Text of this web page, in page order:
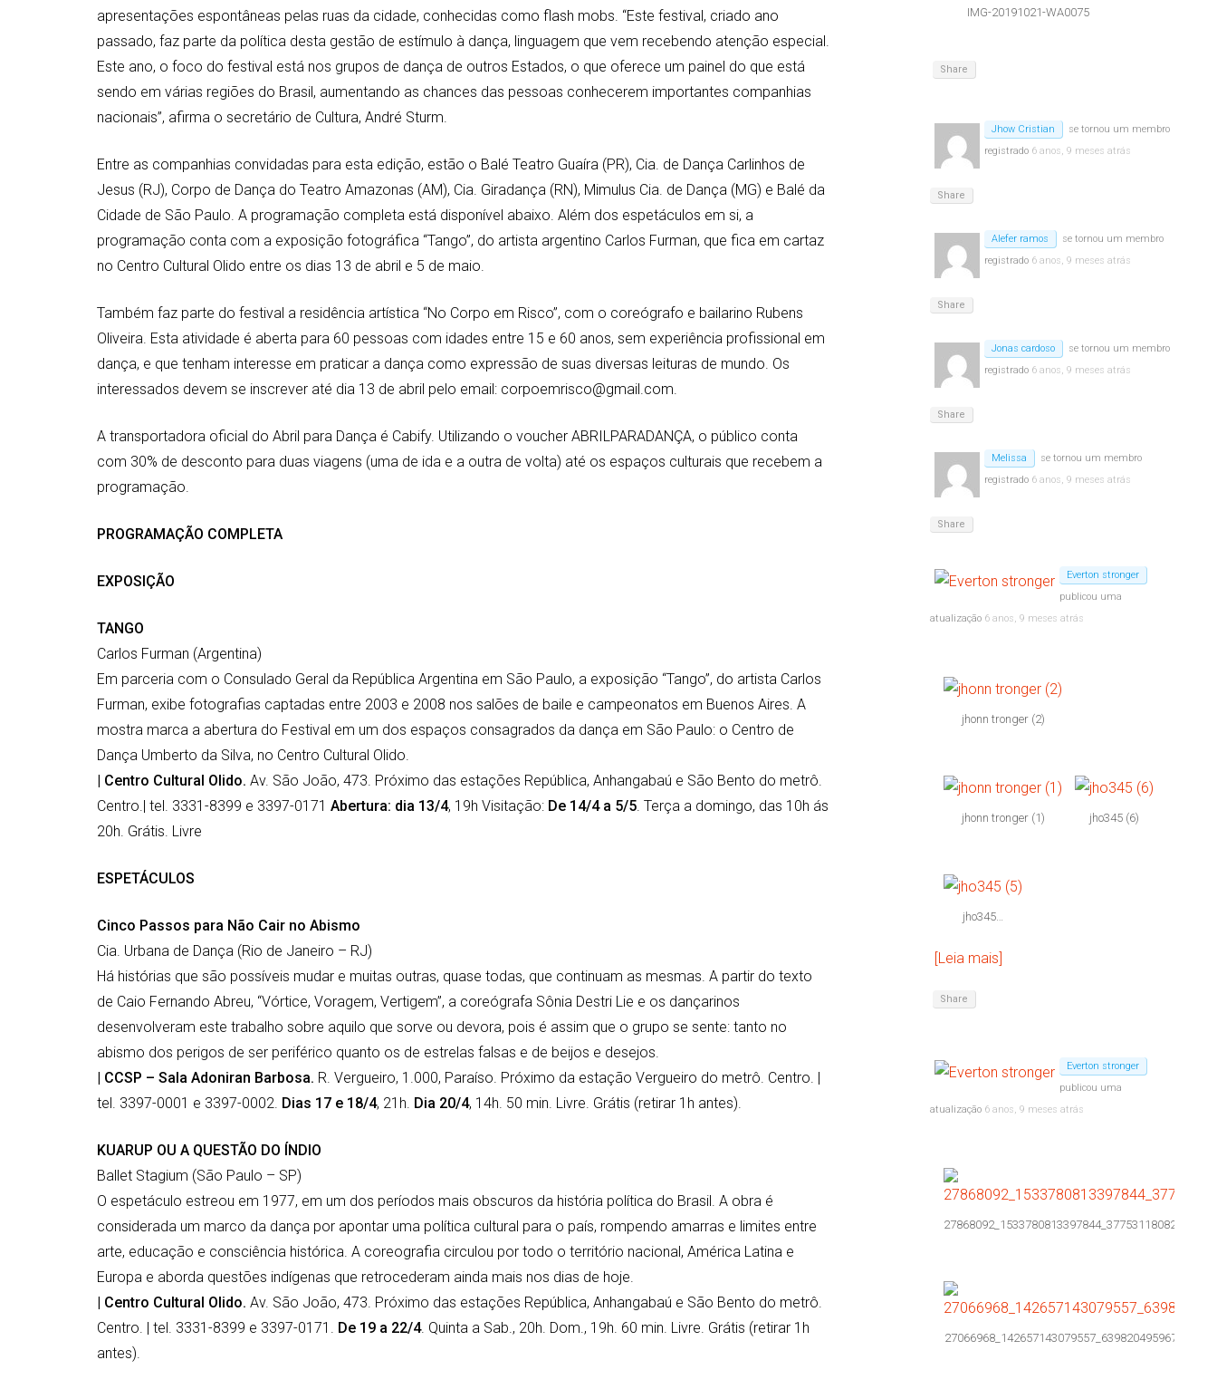
apresentações espontâneas pelas ruas da cidade, conhecidas como flash mobs. “Este festival, criado ano
passado, faz parte da política desta gestão de estímulo à dança, linguagem que vem recebendo atenção especial.
Este ano, o foco do festival está nos grupos de dança de outros Estados, o que oferece um painel do que está
sendo em várias regiões do Brasil, aumentando as chances das pessoas conhecerem importantes companhias
nacionais”, afirma o secretário de Cultura, André Sturm.
Entre as companhias convidadas para esta edição, estão o Balé Teatro Guaíra (PR), Cia. de Dança Carlinhos de
Jesus (RJ), Corpo de Dança do Teatro Amazonas (AM), Cia. Giradança (RN), Mimulus Cia. de Dança (MG) e Balé da
Cidade de São Paulo. A programação completa está disponível abaixo. Além dos espetáculos em si, a
programação conta com a exposição fotográfica “Tango”, do artista argentino Carlos Furman, que fica em cartaz
no Centro Cultural Olido entre os dias 13 de abril e 5 de maio.
Também faz parte do festival a residência artística “No Corpo em Risco”, com o coreógrafo e bailarino Rubens
Oliveira. Esta atividade é aberta para 60 pessoas com idades entre 15 e 60 anos, sem experiência profissional em
dança, e que tenham interesse em praticar a dança como expressão de suas diversas leituras de mundo. Os
interessados devem se inscrever até dia 13 de abril pelo email: corpoemrisco@gmail.com.
A transportadora oficial do Abril para Dança é Cabify. Utilizando o voucher ABRILPARADANÇA, o público conta
com 30% de desconto para duas viagens (uma de ida e a outra de volta) até os espaços culturais que recebem a
programação.
PROGRAMAÇÃO COMPLETA
EXPOSIÇÃO
TANGO
Carlos Furman (Argentina)
Em parceria com o Consulado Geral da República Argentina em São Paulo, a exposição “Tango”, do artista Carlos
Furman, exibe fotografias captadas entre 2003 e 2008 nos salões de baile e campeonatos em Buenos Aires. A
mostra marca a abertura do Festival em um dos espaços consagrados da dança em São Paulo: o Centro de
Dança Umberto da Silva, no Centro Cultural Olido.
| Centro Cultural Olido. Av. São João, 473. Próximo das estações República, Anhangabaú e São Bento do metrô.
Centro.| tel. 3331-8399 e 3397-0171 Abertura: dia 13/4, 19h Visitação: De 14/4 a 5/5. Terça a domingo, das 10h ás
20h. Grátis. Livre
ESPETÁCULOS
Cinco Passos para Não Cair no Abismo
Cia. Urbana de Dança (Rio de Janeiro – RJ)
Há histórias que são possíveis mudar e muitas outras, quase todas, que continuam as mesmas. A partir do texto
de Caio Fernando Abreu, “Vórtice, Voragem, Vertigem”, a coreógrafa Sônia Destri Lie e os dançarinos
desenvolveram este trabalho sobre aquilo que sorve ou devora, pois é assim que o grupo se sente: tanto no
abismo dos perigos de ser periférico quanto os de estrelas falsas e de beijos e desejos.
| CCSP – Sala Adoniran Barbosa. R. Vergueiro, 1.000, Paraíso. Próximo da estação Vergueiro do metrô. Centro. |
tel. 3397-0001 e 3397-0002. Dias 17 e 18/4, 21h. Dia 20/4, 14h. 50 min. Livre. Grátis (retirar 1h antes).
KUARUP OU A QUESTÃO DO ÍNDIO
Ballet Stagium (São Paulo – SP)
O espetáculo estreou em 1977, em um dos períodos mais obscuros da história política do Brasil. A obra é
considerada um marco da dança por apontar uma política cultural para o país, rompendo amarras e limites entre
arte, educação e consciência histórica. A coreografia circulou por todo o território nacional, América Latina e
Europa e aborda questões indígenas que retrocederam ainda mais nos dias de hoje.
| Centro Cultural Olido. Av. São João, 473. Próximo das estações República, Anhangabaú e São Bento do metrô.
Centro. | tel. 3331-8399 e 3397-0171. De 19 a 22/4. Quinta a Sab., 20h. Dom., 19h. 60 min. Livre. Grátis (retirar 1h
antes).
IMG-20191021-WA0075
Share
Jhow Cristian
se tornou um membro
registrado 6 anos, 9 meses atrás
Share
Alefer ramos
se tornou um membro
registrado 6 anos, 9 meses atrás
Share
Jonas cardoso
se tornou um membro
registrado 6 anos, 9 meses atrás
Share
Melissa
se tornou um membro
registrado 6 anos, 9 meses atrás
Share
Everton stronger
publicou uma
atualização 6 anos, 9 meses atrás
jhonn tronger (2)
jhonn tronger (1) jho345 (6)
jho345…
[Leia mais]
Share
Everton stronger
publicou uma
atualização 6 anos, 9 meses atrás